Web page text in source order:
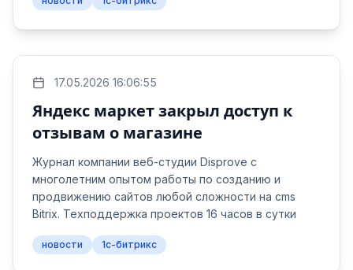
17.05.2026 16:06:55
Яндекс маркет закрыл доступ к
отзывам о магазине
Журнал компании веб-студии Disprove с
многолетним опытом работы по созданию и
продвижению сайтов любой сложности на cms
Bitrix. Техподдержка проектов 16 часов в сутки
новости 1с-битрикс